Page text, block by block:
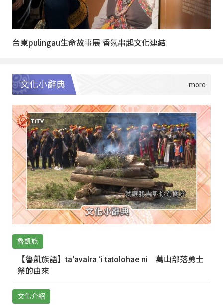
台東pulingau生命故事展 香氛串起文化連結
文化小辭典
魯凱族
【魯凱族語】ta‘avalra ‘i tatolohae ni｜萬山部落勇士
祭的由來
文化介紹